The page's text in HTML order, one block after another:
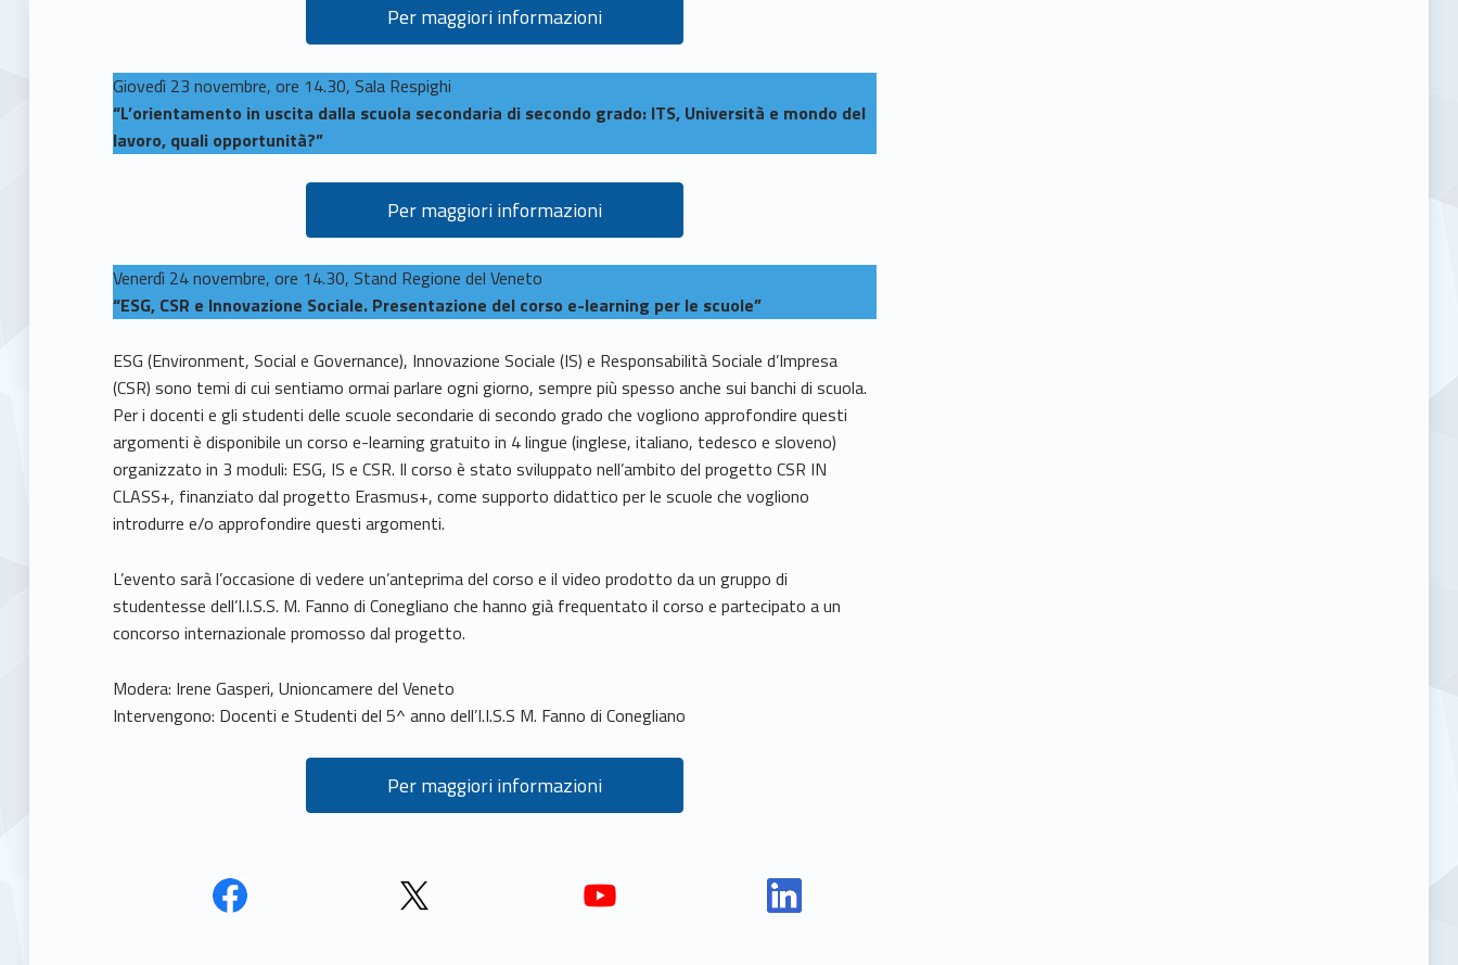
Per maggiori informazioni
Giovedì 23 novembre, ore 14.30, Sala Respighi
“L’orientamento in uscita dalla scuola secondaria di secondo grado: ITS, Università e mondo del
lavoro, quali opportunità?”
Per maggiori informazioni
Venerdì 24 novembre, ore 14.30, Stand Regione del Veneto
“ESG, CSR e Innovazione Sociale. Presentazione del corso e-learning per le scuole”
ESG (Environment, Social e Governance), Innovazione Sociale (IS) e Responsabilità Sociale d’Impresa
(CSR) sono temi di cui sentiamo ormai parlare ogni giorno, sempre più spesso anche sui banchi di scuola.
Per i docenti e gli studenti delle scuole secondarie di secondo grado che vogliono approfondire questi
argomenti è disponibile un corso e-learning gratuito in 4 lingue (inglese, italiano, tedesco e sloveno)
organizzato in 3 moduli: ESG, IS e CSR. Il corso è stato sviluppato nell’ambito del progetto CSR IN
CLASS+, finanziato dal progetto Erasmus+, come supporto didattico per le scuole che vogliono
introdurre e/o approfondire questi argomenti.
L’evento sarà l’occasione di vedere un’anteprima del corso e il video prodotto da un gruppo di
studentesse dell’I.I.S.S. M. Fanno di Conegliano che hanno già frequentato il corso e partecipato a un
concorso internazionale promosso dal progetto.
Modera: Irene Gasperi, Unioncamere del Veneto
Intervengono: Docenti e Studenti del 5^ anno dell’I.I.S.S M. Fanno di Conegliano
Per maggiori informazioni